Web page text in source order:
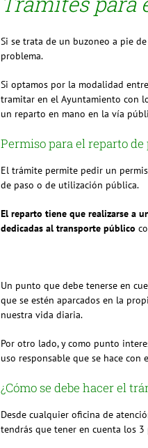
Si se trata de un buzoneo a pie
problema.
Si optamos por la modalidad
tramitar en el Ayuntamiento con
un reparto en mano en la vía
Permiso para el reparto
El trámite permite pedir un
de paso o de utilización pública.
El reparto tiene que realizarse a
dedicadas al transporte público
Un punto que debe tenerse en
que se estén aparcados en la
nuestra vida diaria.
Por otro lado, y como punto
uso responsable que se hace
¿Cómo se debe hacer el
Desde cualquier oficina de
tendrás que tener en cuenta los